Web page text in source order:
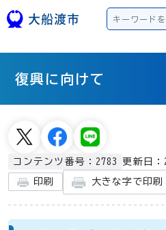
復興に向けて
コンテンツ番号：2783 更新日：
印刷 大きな字で印刷